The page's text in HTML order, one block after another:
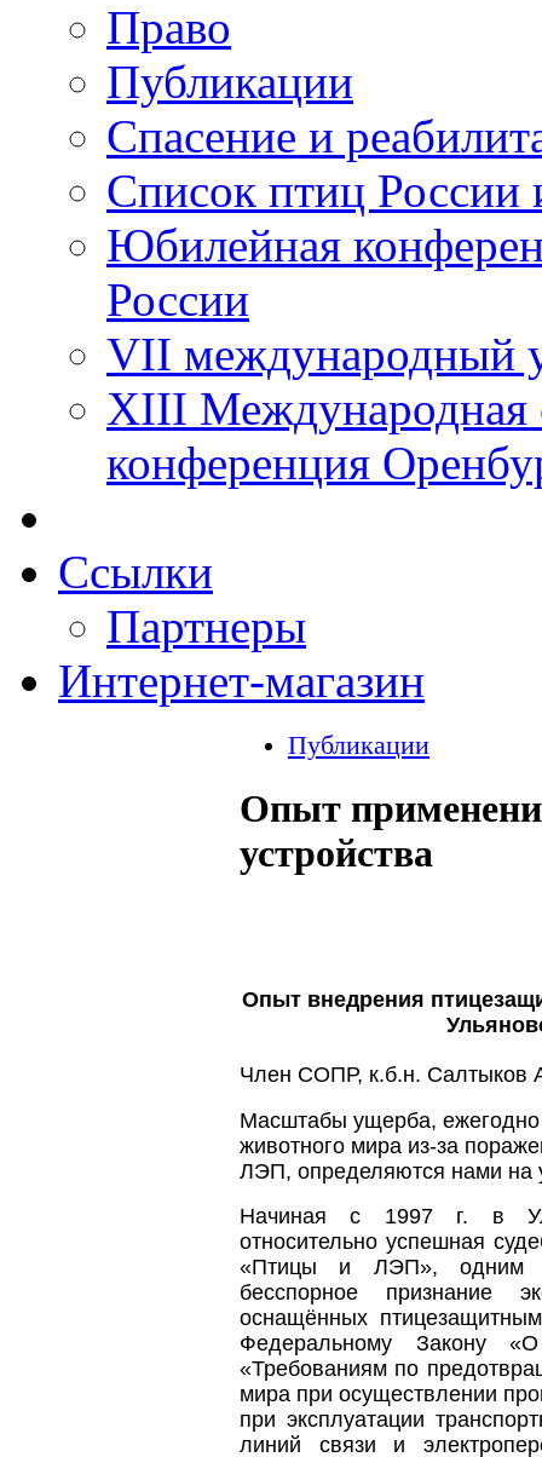
Право
Публикации
Спасение и
Список птиц России
Юбилейная
России
VII международный
XIII Международная
конференция
Ссылки
Партнеры
Интернет-магазин
Публикации
Опыт
устройства
Опыт внедрения
Член СОПР, к.б.н.
Масштабы ущерба, ежегодно
животного мира из-за
ЛЭП, определяются нами на
Начиная с 1997 г. в
относительно успешная
«Птицы и ЛЭП», одним
бесспорное признание
оснащённых
Федеральному Закону
«Требованиям по
мира при осуществлении
при эксплуатации
линий связи и